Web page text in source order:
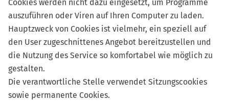
Cookies werden nicht dazu eingesetzt, um Programme
auszuführen oder Viren auf Ihren Computer zu laden.
Hauptzweck von Cookies ist vielmehr, ein speziell auf
den User zugeschnittenes Angebot bereitzustellen und
die Nutzung des Service so komfortabel wie möglich zu
gestalten.
Die verantwortliche Stelle verwendet Sitzungscookies
sowie permanente Cookies.